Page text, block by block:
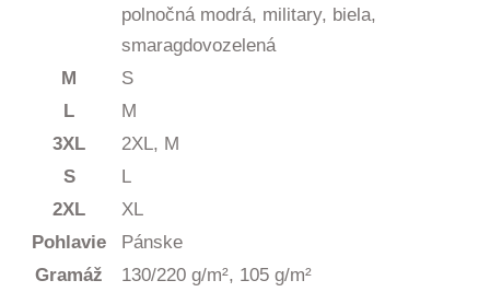
polnočná modrá, military, biela,
smaragdovozelená
M
S
L
M
3XL
2XL, M
S
L
2XL
XL
Pohlavie
Pánske
Gramáž
130/220 g/m², 105 g/m²